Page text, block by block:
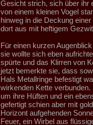
Gesicht strich, sich über ihr
von einem kleinen Vogel
hinweg in die Deckung
dort aus mit heftigem
Für einen kurzen
sie wollte sich eben
spürte und das Klirren von
jetzt bemerkte sie, dass
Hals Metallringe befestigt
wirkenden Kette
um ihre Hüften und ein
gefertigt schien aber mit
Horizont aufgehenden
Feuer, ein Wirbel aus